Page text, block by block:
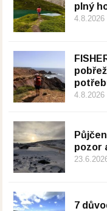
plný
4.8.2026
4.8.2026
pozor
7